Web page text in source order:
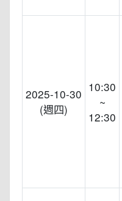
2025-10-30
(週四)
10:30
~
12:30